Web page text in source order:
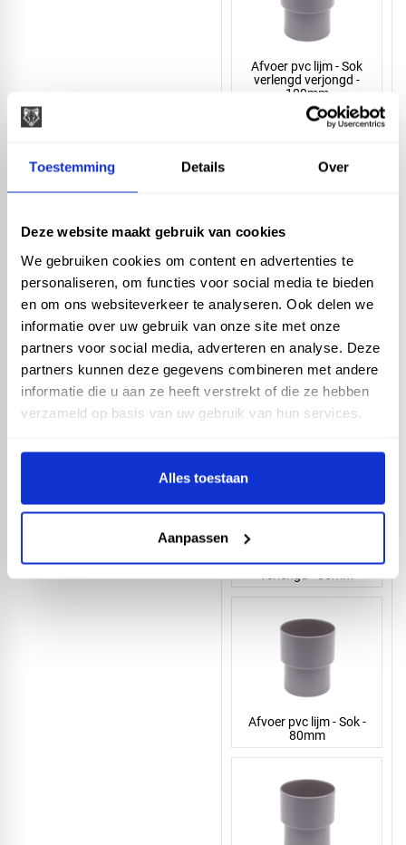
Toestemming Details Over
Deze website maakt gebruik van cookies
We gebruiken cookies om content en advertenties te
personaliseren, om functies voor social media te bieden
en om ons websiteverkeer te analyseren. Ook delen we
informatie over uw gebruik van onze site met onze
partners voor social media, adverteren en analyse. Deze
partners kunnen deze gegevens combineren met andere
informatie die u aan ze heeft verstrekt of die ze hebben
verzameld op basis van uw gebruik van hun services.
Alles toestaan
Aanpassen
Afvoer pvc lijm - Sok
verlengd verjongd -
100mm
Afvoer pvc lijm - Sok
verjongd - 100mm
Afvoer pvc lijm - Sok -
100mm
Afvoer pvc lijm - Sok
Afvoer pvc lijm - Sok -
80mm